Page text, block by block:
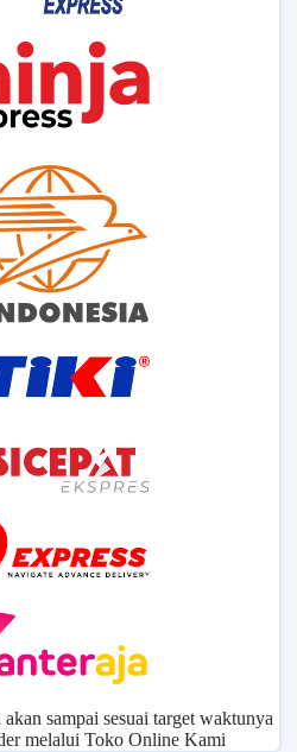
sampai sesuai target waktunya
melalui Toko Online Kami